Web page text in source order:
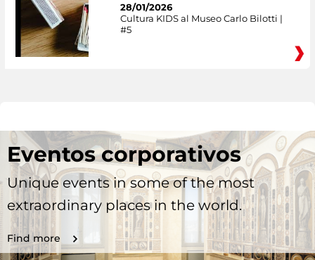
28/01/2026
Cultura KIDS al Museo Carlo Bilotti |
#5
Eventos corporativos
Unique events in some of the most
extraordinary places in the world.
Find more